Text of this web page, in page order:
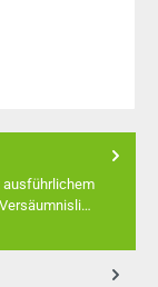
ausführlichem